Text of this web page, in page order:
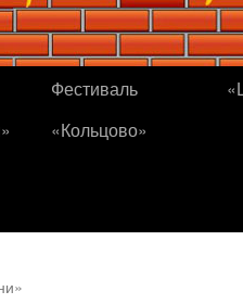
Фестиваль
«Кольцово»